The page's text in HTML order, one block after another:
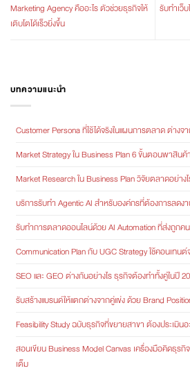
Marketing Agency คืออะไร ตัวช่วยธุรกิจให้
เติบโตได้เร็วยิ่งขึ้น
รับทำเว็
บทความแนะนำ
Customer Persona ที่ใช้ได้จริงในแผนการตลาด ต่างจ
Market Strategy ใน Business Plan 6 ขั้นตอนพาสินค้
Market Research ใน Business Plan วิจัยตลาดอย่าง
บริการรับทำ Agentic AI สำหรับองค์กรที่ต้องการลดง
รับทำการตลาดออนไลน์ด้วย AI Automation ที่ส่งถูกค
Communication Plan กับ UGC Strategy ใช้คอนเทน
SEO และ GEO ต่างกันอย่างไร ธุรกิจต้องทำทั้งคู่ในปี
รับสร้างแบรนด์ให้แตกต่างจากคู่แข่ง ด้วย Brand
Feasibility Study ฉบับธุรกิจที่ขยายสาขา ต้องประเมินอ
สอนเขียน Business Model Canvas เครื่องมือคิดธุร
เต็ม